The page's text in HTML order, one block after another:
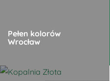
można
stronie
Pełen kolorów
Wrocław
Ten